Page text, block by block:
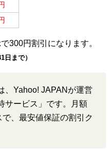
300円割引になります。
日まで）
、Yahoo! JAPANが運営
サービス」です。月額
、最安値保証の割引ク